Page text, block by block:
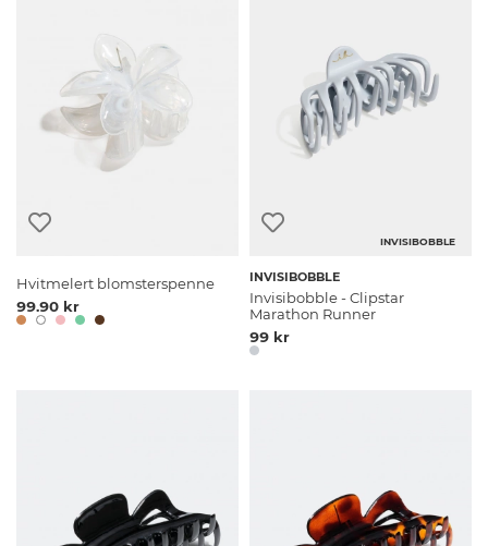
Hvitmelert blomsterspenne
99.90 kr
INVISIBOBBLE
INVISIBOBBLE
Invisibobble - Clipstar
Marathon Runner
99 kr